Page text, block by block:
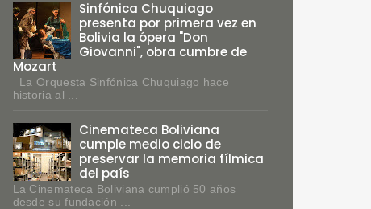
Sinfónica Chuquiago
presenta por primera vez en
Bolivia la ópera "Don
Giovanni", obra cumbre de
Mozart
La Orquesta Sinfónica Chuquiago hace
historia al ...
Cinemateca Boliviana
cumple medio ciclo de
preservar la memoria fílmica
del país
La Cinemateca Boliviana cumplió 50 años
desde su fundación ...